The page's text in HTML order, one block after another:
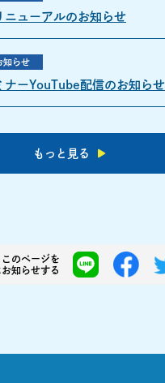
ニューアルのお知らせ
知らせ
ナーYouTube配信のお知らせ
もっと見る
このページを
知らせする